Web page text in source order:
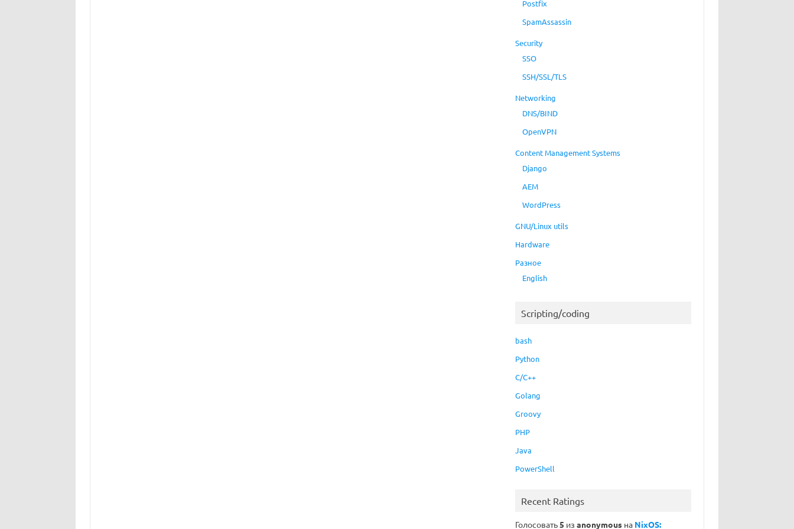
Postfix
SpamAssassin
Security
SSO
SSH/SSL/TLS
Networking
DNS/BIND
OpenVPN
Content Management Systems
Django
AEM
WordPress
GNU/Linux utils
Hardware
Разное
English
Scripting/coding
bash
Python
C/C++
Golang
Groovy
PHP
Java
PowerShell
Recent Ratings
Голосовать5 изanonymous на NixOS: